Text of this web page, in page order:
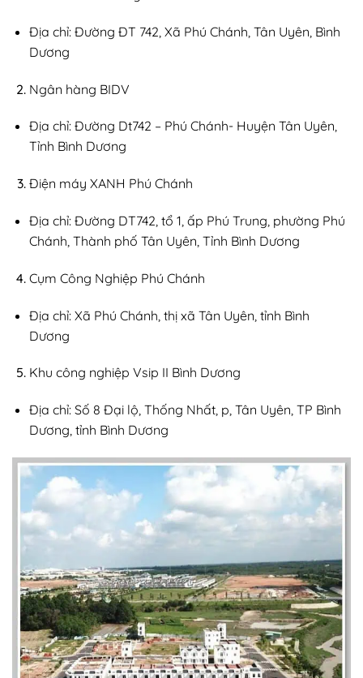
Địa chỉ: Đường ĐT 742, Xã Phú Chánh, Tân Uyên, Bình
Dương
Ngân hàng BIDV
Địa chỉ: Đường Dt742 – Phú Chánh- Huyện Tân Uyên,
Tỉnh Bình Dương
Điện máy XANH Phú Chánh
Địa chỉ: Đường DT742, tổ 1, ấp Phú Trung, phường Phú
Chánh, Thành phố Tân Uyên, Tỉnh Bình Dương
Cụm Công Nghiệp Phú Chánh
Địa chỉ: Xã Phú Chánh, thị xã Tân Uyên, tỉnh Bình
Dương
Khu công nghiệp Vsip II Bình Dương
Địa chỉ: Số 8 Đại lộ, Thống Nhất, p, Tân Uyên, TP Bình
Dương, tỉnh Bình Dương